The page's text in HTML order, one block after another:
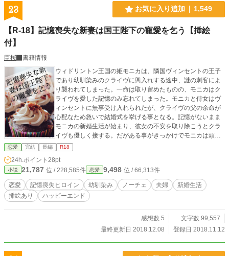
23 お気に入り追加 1,549
【R-18】記憶喪失な新妻は国王陛下の寵愛を乞う【挿絵
付】
臣桜
書籍情報
ウィドリントン王国の姫モニカは、隣国ヴィンセントの王子
であり幼馴染みのクライヴに輿入れする途中、謎の刺客によ
り襲われてしまった。一命は取り留めたものの、モニカはク
ライヴを愛した記憶のみ忘れてしまった。モニカと侍女はヴ
ィンセントに無事受け入れられたが、クライヴの父の余命が
心配なため急いで結婚式を挙げる事となる。記憶がないまま
モニカの新婚生活が始まり、彼女の不安を取り除こうとクラ
イヴも優しく接する。だがある事がきっかけでモニカは頭痛
を訴えるようになり、封じられていた記憶は襲撃者の正体を
握っていた。 ※全体的にふんわりしたお話です。 ※ムーンラ
イトノベルズさまにも投稿しています。 ※表紙はかんたん表
紙メーカーで作成しました
恋愛 完結 長編 R18
24h.ポイント 28pt
小説 21,787 位 / 228,585件 恋愛 9,498 位 / 66,313件
恋愛 記憶喪失ヒロイン 幼馴染み ノーチェ 夫婦
新婚生活
挿絵あり
ハッピーエンド
感想数 5
文字数 99,557
最終更新日 2018.12.08
登録日 2018.11.12